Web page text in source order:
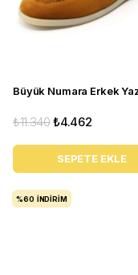
₺4.462
₺11.340
SEPETE EKLE
%60 İNDIRIM